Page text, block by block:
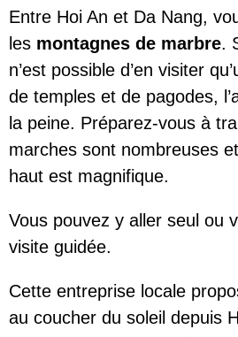
Entre Hoi An et Da Nang,
les montagnes de marbre.
n’est possible d’en visiter
de temples et de pagodes,
la peine. Préparez-vous à
marches sont nombreuses
haut est magnifique.
Vous pouvez y aller seul ou
visite guidée.
Cette entreprise locale
au coucher du soleil depuis